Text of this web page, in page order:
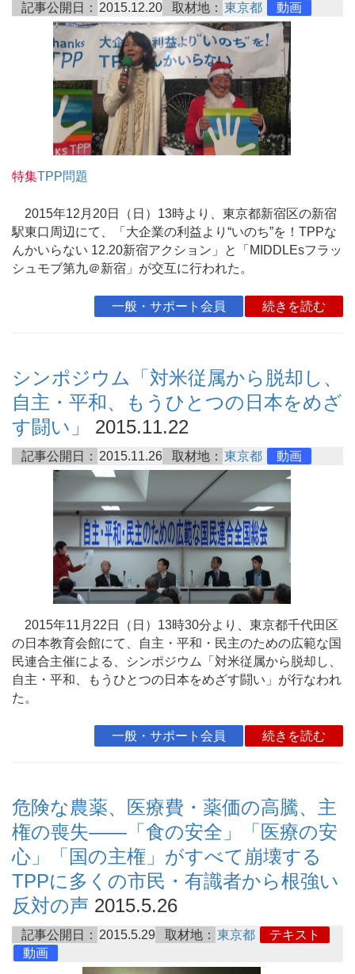
記事公開日： 2015.12.20 取材地： 東京都 動画
特集TPP問題
2015年12月20日（日）13時より、東京都新宿区の新宿
駅東口周辺にて、「大企業の利益より“いのち”を！TPPな
んかいらない 12.20新宿アクション」と「MIDDLEsフラッ
シュモブ第九＠新宿」が交互に行われた。
一般・サポート会員 続きを読む
シンポジウム「対米従属から脱却し、
自主・平和、もうひとつの日本をめざ
す闘い」
2015.11.22
記事公開日： 2015.11.26 取材地： 東京都 動画
2015年11月22日（日）13時30分より、東京都千代田区
の日本教育会館にて、自主・平和・民主のための広範な国
民連合主催による、シンポジウム「対米従属から脱却し、
自主・平和、もうひとつの日本をめざす闘い」が行なわれ
た。
一般・サポート会員 続きを読む
危険な農薬、医療費・薬価の高騰、主
権の喪失――「食の安全」「医療の安
心」「国の主権」がすべて崩壊する
TPPに多くの市民・有識者から根強い
反対の声 2015.5.26
記事公開日： 2015.5.29 取材地： 東京都
テキスト
動画